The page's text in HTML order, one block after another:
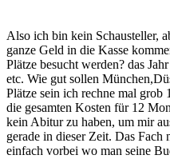
Also ich bin kein Schausteller,
ganze Geld in die Kasse
Plätze besucht werden? das
etc. Wie gut sollen
Plätze sein ich rechne mal
die gesamten Kosten für 12
kein Abitur zu haben, um mir
gerade in dieser Zeit. Das
einfach vorbei wo man seine